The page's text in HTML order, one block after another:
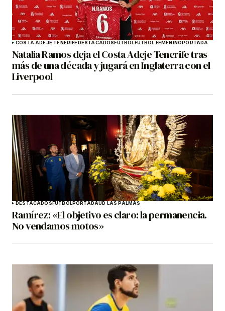
COSTA ADEJE TENERIFEDESTACADOSFÚTBOLFÚTBOL FEMENINOPORTADA
Natalia Ramos deja el Costa Adeje Tenerife tras
más de una década y jugará en Inglaterra con el
Liverpool
DESTACADOSFÚTBOLPORTADAUD LAS PALMAS
Ramírez: «El objetivo es claro: la permanencia.
No vendamos motos»